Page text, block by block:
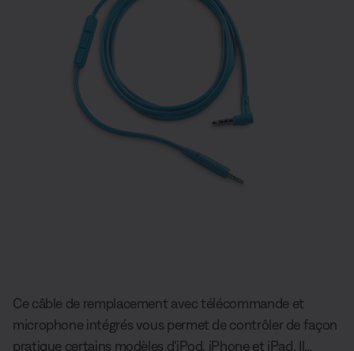
Ce câble de remplacement avec télécommande et
microphone intégrés vous permet de contrôler de façon
pratique certains modèles d'iPod, iPhone et iPad. Il